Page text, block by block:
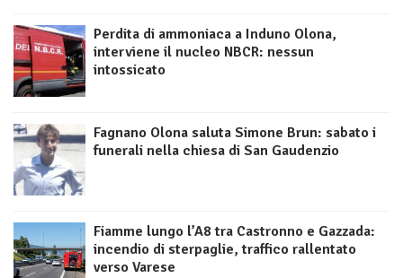
Perdita di ammoniaca a Induno Olona,
interviene il nucleo NBCR: nessun
intossicato
Fagnano Olona saluta Simone Brun: sabato i
funerali nella chiesa di San Gaudenzio
Fiamme lungo l’A8 tra Castronno e Gazzada:
incendio di sterpaglie, traffico rallentato
verso Varese